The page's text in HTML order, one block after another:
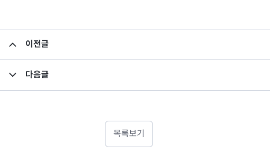
이전글
다음글
목록보기